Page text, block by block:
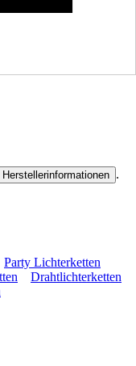
.
Party Lichterketten
Drahtlichterketten